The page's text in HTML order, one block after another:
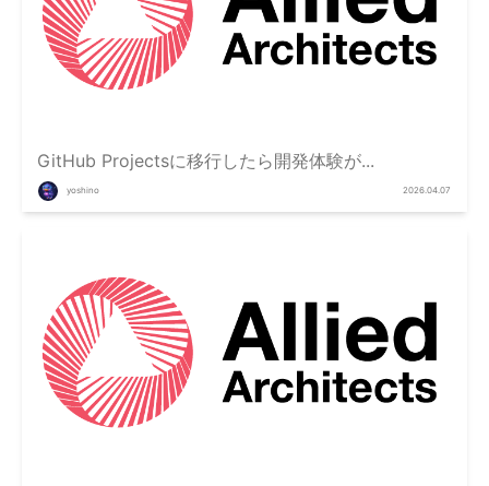
GitHub Projectsに移行したら開発体験が...
yoshino 2026.04.07